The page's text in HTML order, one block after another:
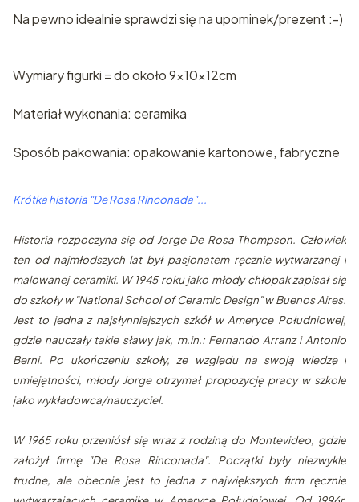
Na pewno idealnie sprawdzi się na upominek/prezent :-)
Wymiary figurki = do około 9x10x12cm
Materiał wykonania: ceramika
Sposób pakowania: opakowanie kartonowe, fabryczne
Krótka historia "De Rosa Rinconada"...
Historia rozpoczyna się od Jorge De Rosa Thompson. Człowiek
ten od najmłodszych lat był pasjonatem ręcznie wytwarzanej i
malowanej ceramiki. W 1945 roku jako młody chłopak zapisał się
do szkoły w "National School of Ceramic Design" w Buenos Aires.
Jest to jedna z najsłynniejszych szkół w Ameryce Południowej,
gdzie nauczały takie sławy jak, m.in.: Fernando Arranz i Antonio
Berni. Po ukończeniu szkoły, ze względu na swoją wiedzę i
umiejętności, młody Jorge otrzymał propozycję pracy w szkole
jako wykładowca/nauczyciel.
W 1965 roku przeniósł się wraz z rodziną do Montevideo, gdzie
założył firmę "De Rosa Rinconada". Początki były niezwykle
trudne, ale obecnie jest to jedna z największych firm ręcznie